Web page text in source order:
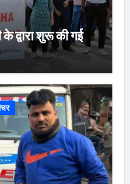
द्वारा शुरू की गई